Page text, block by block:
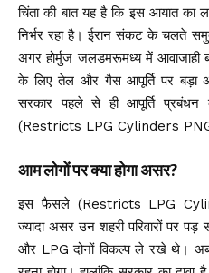
चिंता की बात यह है कि इस आयात का
निर्भर रहा है। ईरान संकट के चलते
अगर होर्मुज जलडमरूमध्य में आवाजाही
के लिए तेल और गैस आपूर्ति पर बड़ा
सरकार पहले से ही आपूर्ति प्रबंधन
(Restricts LPG Cylinders
आम लोगों पर क्या होगा असर?
इस फैसले (Restricts LPG
ज्यादा असर उन शहरी परिवारों पर
और LPG दोनों विकल्प ले रखे थे। अब